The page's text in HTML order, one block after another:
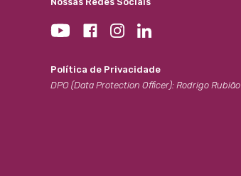
Política de Privacidade
DPO (Data Protection Officer): Rodrigo Rubião